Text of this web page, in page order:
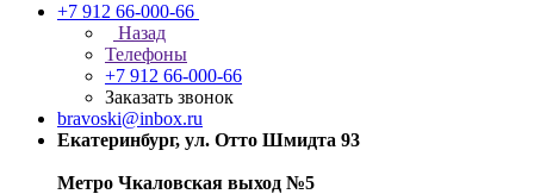
+7 912 66-000-66
Назад
Телефоны
+7 912 66-000-66
Заказать звонок
bravoski@inbox.ru
Екатеринбург, ул. Отто Шмидта 93
Метро Чкаловская выход №5